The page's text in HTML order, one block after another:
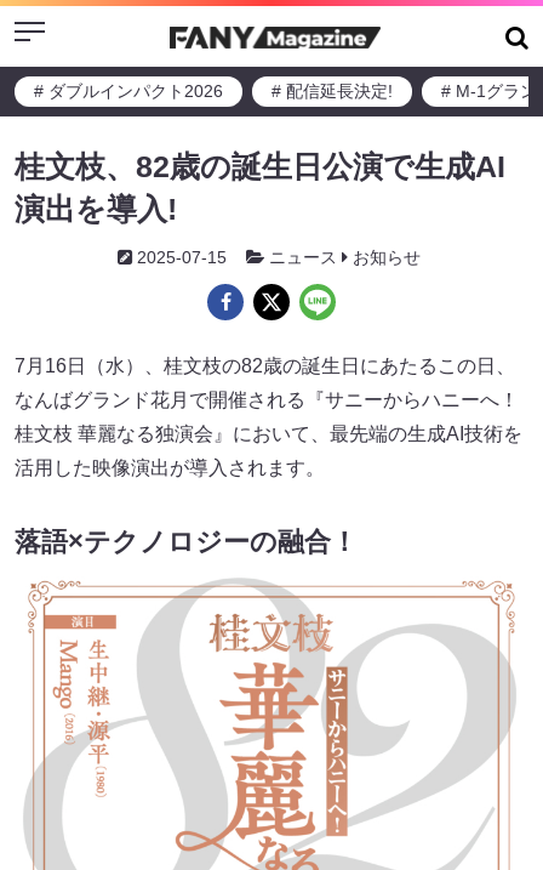
Menu
# ダブルインパクト2026 # 配信延長決定! # M-1グラン
桂文枝、82歳の誕生日公演で生成AI
演出を導入!
2025-07-15 ニュース お知らせ
7月16日（水）、桂文枝の82歳の誕生日にあたるこの日、
なんばグランド花月で開催される『サニーからハニーへ！
桂文枝 華麗なる独演会』において、最先端の生成AI技術を
活用した映像演出が導入されます。
落語×テクノロジーの融合！